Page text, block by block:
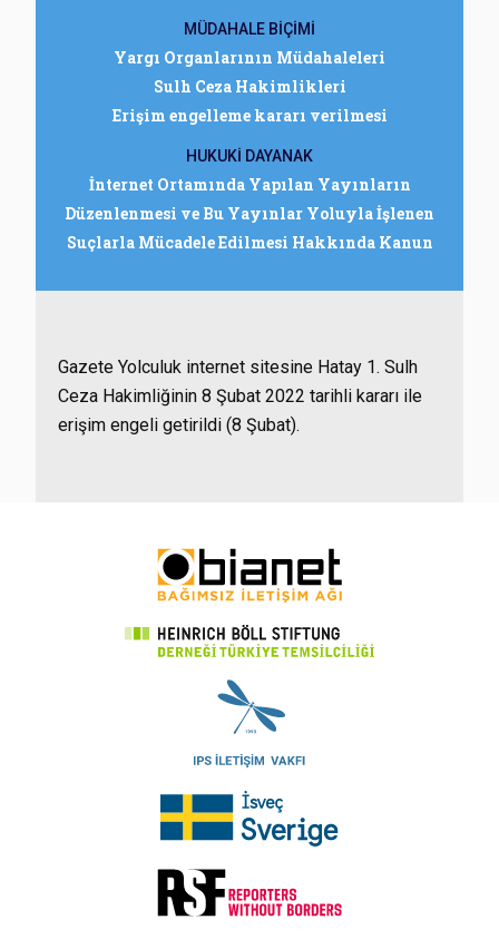
MÜDAHALE BİÇİMİ
Yargı Organlarının Müdahaleleri
Sulh Ceza Hakimlikleri
Erişim engelleme kararı verilmesi
HUKUKİ DAYANAK
İnternet Ortamında Yapılan Yayınların
Düzenlenmesi ve Bu Yayınlar Yoluyla İşlenen
Suçlarla Mücadele Edilmesi Hakkında Kanun
Gazete Yolculuk internet sitesine Hatay 1. Sulh
Ceza Hakimliğinin 8 Şubat 2022 tarihli kararı ile
erişim engeli getirildi (8 Şubat).